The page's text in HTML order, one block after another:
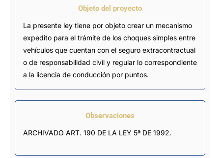
Objeto del proyecto
La presente ley tiene por objeto crear un mecanismo
expedito para el trámite de los choques simples entre
vehículos que cuentan con el seguro extracontractual
o de responsabilidad civil y regular lo correspondiente
a la licencia de conducción por puntos.
Observaciones
ARCHIVADO ART. 190 DE LA LEY 5ª DE 1992.